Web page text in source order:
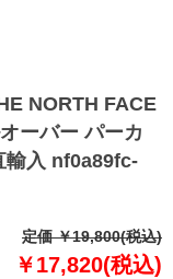
NORTH FACE
ーバー パーカ
輸入 nf0a89fc-
定価 ￥19,800(税込)
￥17,820(税込)